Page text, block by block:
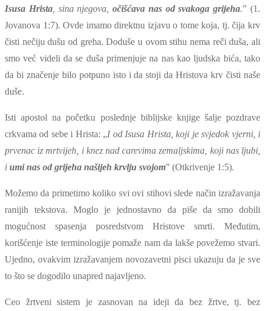
Isusa Hrista, sina njegova,očišćava nas od svakoga grijeha.” (1.
Jovanova 1:7). Ovde imamo direktnu izjavu o tome koja, tj. čija krv
čisti nečiju dušu od greha. Doduše u ovom stihu nema reči duša, ali
smo već videli da se duša primenjuje na nas kao ljudska bića, tako
da bi značenje bilo potpuno isto i da stoji da Hristova krv čisti naše
duše.
Isti apostol na početku poslednje biblijske knjige šalje pozdrave
crkvama od sebe i Hrista: „I od Isusa Hrista, koji je svjedok vjerni, i
prvenac iz mrtvijeh, i knez nad carevima zemaljskima, koji nas ljubi,
i umi nas od grijeha našijeh krvlju svojom” (Otkrivenje 1:5).
Možemo da primetimo koliko svi ovi stihovi slede način izražavanja
ranijih tekstova. Moglo je jednostavno da piše da smo dobili
mogućnost spasenja posredstvom Hristove smrti. Međutim,
korišćenje iste terminologije pomaže nam da lakše povežemo stvari.
Ujedno, ovakvim izražavanjem novozavetni pisci ukazuju da je sve
to što se dogodilo unapred najavljeno.
Ceo žrtveni sistem je zasnovan na ideji da bez žrtve, tj. bez